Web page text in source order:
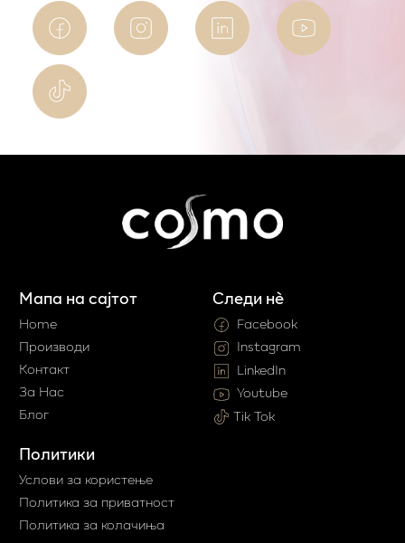
Мапа на сајтот
Home
Производи
Контакт
За Нас
Блог
Политики
Услови за користење
Политика за приватност
Политика за колачиња
Следи нè
Facebook
Instagram
LinkedIn
Youtube
Tik Tok